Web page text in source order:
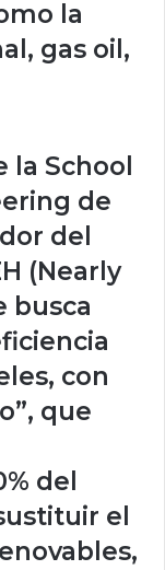
la
gas oil,
la School
de
del
(Nearly
busca
con
que
del
el